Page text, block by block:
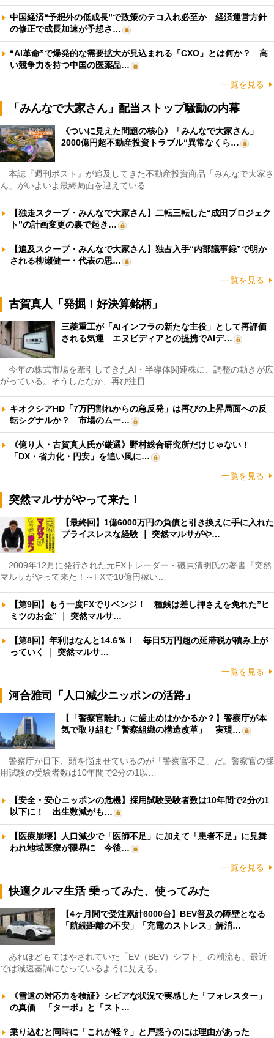
中国経済“予想外の低成長”で政策のテコ入れ必至か 経済運営方針
の修正で成長加速が予想さ…
“AI革命”で爆発的な需要拡大が見込まれる「CXO」とは何か？ 高
い競争力を持つ中国の医薬品…
一覧を見る
「みんなで大家さん」配当ストップ騒動の内幕
《ついに見えた問題の核心》「みんなで大家さん」
2000億円超不動産投資トラブル“異常なくら…
本誌『週刊ポスト』が追及してきた不動産投資商品「みんなで大家さ
ん」がいよいよ最終局面を迎えている…
【独走スクープ・みんなで大家さん】二転三転した“成田プロジェク
ト”の計画変更の裏で起き…
【追及スクープ・みんなで大家さん】独占入手“内部議事録”で明か
される柳瀬健一・代表の思…
一覧を見る
古賀真人「発掘！好決算銘柄」
三菱重工が「AIインフラの新たな主役」として再評価
される気運 エヌビディアとの提携でAIデ…
今年の株式市場を牽引してきたAI・半導体関連株に、調整の動きが広
がっている。そうしたなか、再び注目…
キオクシアHD「7万円割れからの急反発」は再びの上昇局面への反
転シグナルか？ 市場のムー…
《億り人・古賀真人氏が厳選》野村総合研究所だけじゃない！
「DX・省力化・円安」を追い風に…
一覧を見る
突然マルサがやって来た！
【最終回】1億6000万円の負債と引き換えに手に入れた
プライスレスな経験 ｜ 突然マルサがや…
2009年12月に発行された元FXトレーダー・磯貝清明氏の著書『突然
マルサがやって来た！～FXで10億円稼い…
【第9回】もう一度FXでリベンジ！ 種銭は差し押さえを免れた”ヒ
ミツのお金” ｜ 突然マルサ…
【第8回】年利はなんと14.6％！ 毎日5万円超の延滞税が積み上が
っていく ｜ 突然マルサ…
一覧を見る
河合雅司「人口減少ニッポンの活路」
【「警察官離れ」に歯止めはかかるか？】警察庁が本
気で取り組む「警察組織の構造改革」 実現…
警察庁が目下、頭を悩ませているのが「警察官不足」だ。警察官の採
用試験の受験者数は10年間で2分の1以…
【安全・安心ニッポンの危機】採用試験受験者数は10年間で2分の1
以下に！ 出生数減がも…
【医療崩壊】人口減少で「医師不足」に加えて「患者不足」に見舞
われ地域医療が限界に 今後…
一覧を見る
快適クルマ生活 乗ってみた、使ってみた
【4ヶ月間で受注累計6000台】BEV普及の障壁となる
「航続距離の不安」「充電のストレス」解消…
あれほどもてはやされていた「EV（BEV）シフト」の潮流も、最近
では減速基調になっているように見える。…
《雪道の対応力を検証》シビアな状況で実感した「フォレスター」
の真価 「ターボ」と「スト…
乗り込むと同時に「これが軽？」と戸惑うのには理由があった